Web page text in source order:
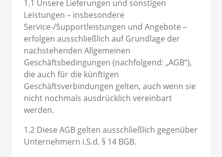
1.1 Unsere Lieferungen und sonstigen
Leistungen – insbesondere
Service-/Supportleistungen und Angebote –
erfolgen ausschließlich auf Grundlage der
nachstehenden Allgemeinen
Geschäftsbedingungen (nachfolgend: „AGB“),
die auch für die künftigen
Geschäftsverbindungen gelten, auch wenn sie
nicht nochmals ausdrücklich vereinbart
werden.
1.2 Diese AGB gelten ausschließlich gegenüber
Unternehmern i.S.d. § 14 BGB.